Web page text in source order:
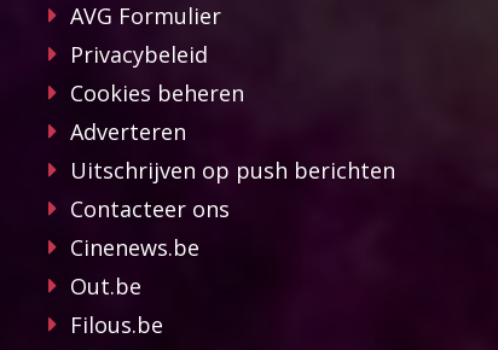
AVG Formulier
Privacybeleid
Cookies beheren
Adverteren
Uitschrijven op push berichten
Contacteer ons
Cinenews.be
Out.be
Filous.be